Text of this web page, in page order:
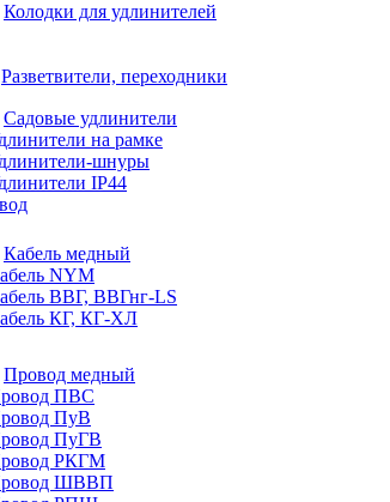
Колодки для удлинителей
Разветвители, переходники
Садовые удлинители
на рамке
шнуры
IP44
Кабель медный
NYM
ВВГ, ВВГнг-LS
КГ, КГ-ХЛ
Провод медный
ПВС
ПуВ
ПуГВ
РКГМ
ШВВП